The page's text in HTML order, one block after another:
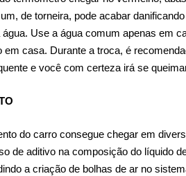
de torneira, pode acabar
Use a água comum apenas em
casa. Durante a troca, é
e você com certeza irá se
do carro consegue chegar em
de aditivo na composição do líquido
a criação de bolhas de ar no